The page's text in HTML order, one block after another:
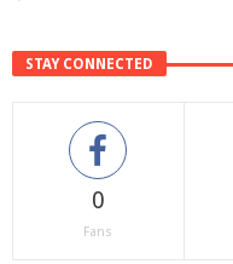
STAY CONNECTED
0
Fans